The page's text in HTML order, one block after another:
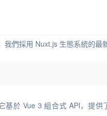
們採用 Nuxt.js 生態系統的
基於 Vue 3 組合式 API，提